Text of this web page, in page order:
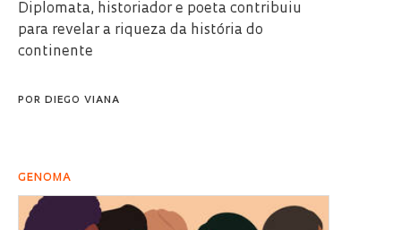
Diplomata, historiador e poeta contribuiu
para revelar a riqueza da história do
continente
POR DIEGO VIANA
GENOMA